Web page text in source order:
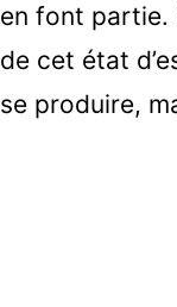
en font
de cet état
se produire,